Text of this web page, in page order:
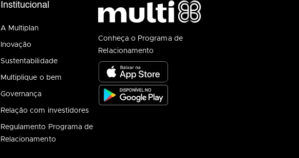
Institucional
A Multiplan
Inovação
Sustentabilidade
Multiplique o bem
Governança
Relação com investidores
Regulamento Programa de
Relacionamento
Conheça o Programa de
Relacionamento